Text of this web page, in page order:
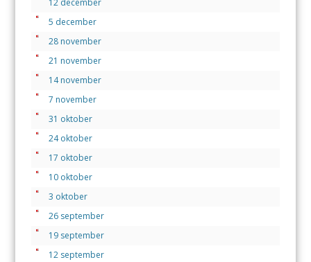
12 december
5 december
28 november
21 november
14 november
7 november
31 oktober
24 oktober
17 oktober
10 oktober
3 oktober
26 september
19 september
12 september